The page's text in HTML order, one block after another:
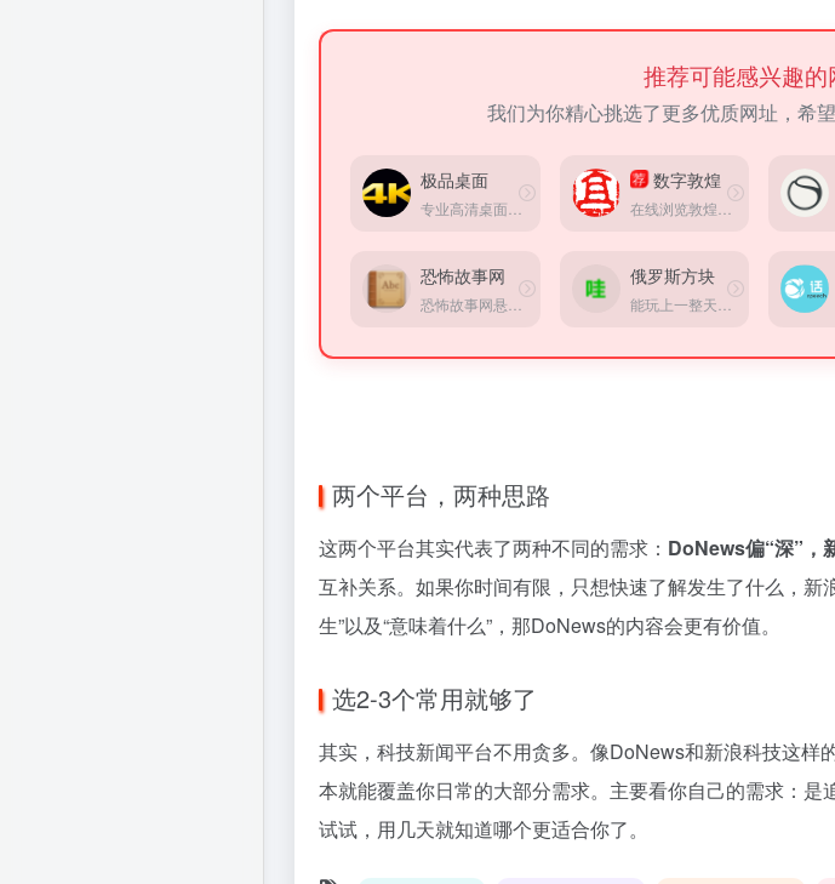
推荐可能感兴趣的
我们为你精心挑选了更多优质网址，希
极品桌面 荐 数字敦煌
恐怖故事网 俄罗斯方块
两个平台，两种思路
这两个平台其实代表了两种不同的需求： DoNews偏“深”，
互补关系。如果你时间有限，只想快速了解发生了什么，新
生”以及“意味着什么”，那DoNews的内容会更有价值。
选2-3个常用就够了
其实，科技新闻平台不用贪多。像DoNews和新浪科技这样
本就能覆盖你日常的大部分需求。主要看你自己的需求：
试试，用几天就知道哪个更适合你了。